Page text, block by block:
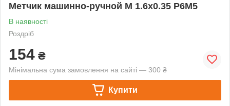
Метчик машинно-ручной М 1.6х0.35 Р6М5
В наявності
Роздріб
154 ₴
Мінімальна сума замовлення на сайті — 300 ₴
Купити